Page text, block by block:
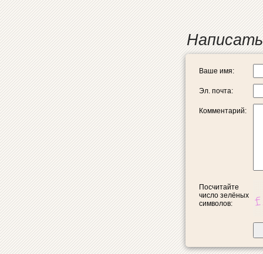
Ваше имя:
Эл. почта:
Комментарий:
Посчитайте
число зелёных
символов: